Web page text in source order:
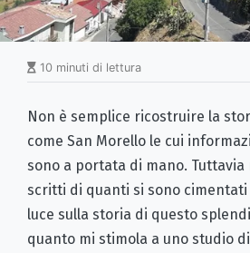
10 minuti di lettura
Non è semplice ricostruire la
come San Morello le cui
sono a portata di mano.
scritti di quanti si sono
luce sulla storia di questo
quanto mi stimola a uno studio